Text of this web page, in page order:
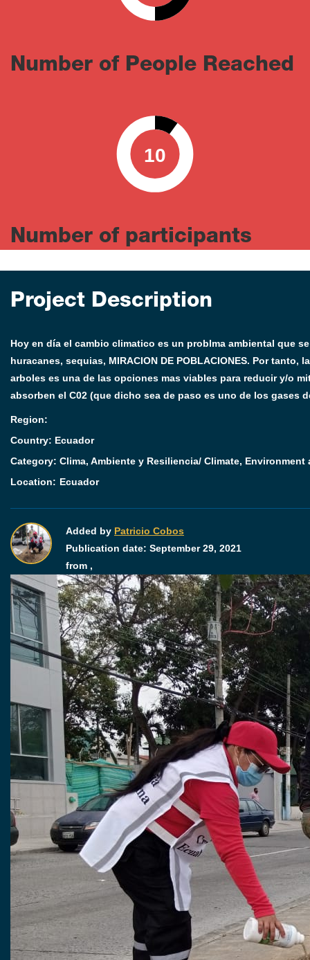
Number of People Reached
10
0 100
Number of participants
Project Description
Hoy en día el cambio climatico es un problma ambiental que
huracanes, sequias, MIRACION DE POBLACIONES. Por
arboles es una de las opciones mas viables para reducir y/o
absorben el C02 (que dicho sea de paso es uno de los gases
Region:
Country: Ecuador
Category: Clima, Ambiente y Resiliencia/ Climate, Environment
Location: Ecuador
Added by Patricio Cobos
Publication date: September 29, 2021
from ,